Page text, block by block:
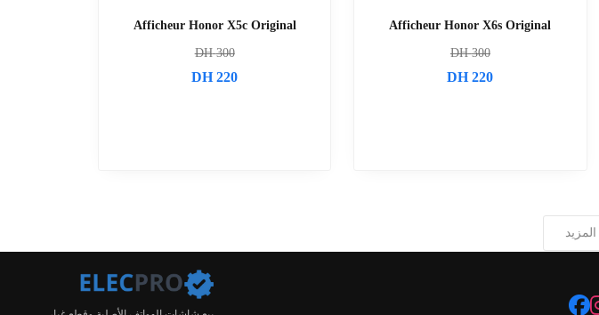
Afficheur Honor X6s Original
300
DH
220
DH
Afficheur Honor X5c Original
300
DH
220
DH